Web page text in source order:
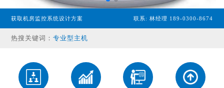
获取机房监控系统设计方案 联系: 林经理 189-0300-8674
热搜关键词：专业型主机
漏水检测设备
温湿度传感器
配电监控设备